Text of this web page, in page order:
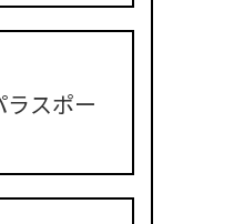
スポー